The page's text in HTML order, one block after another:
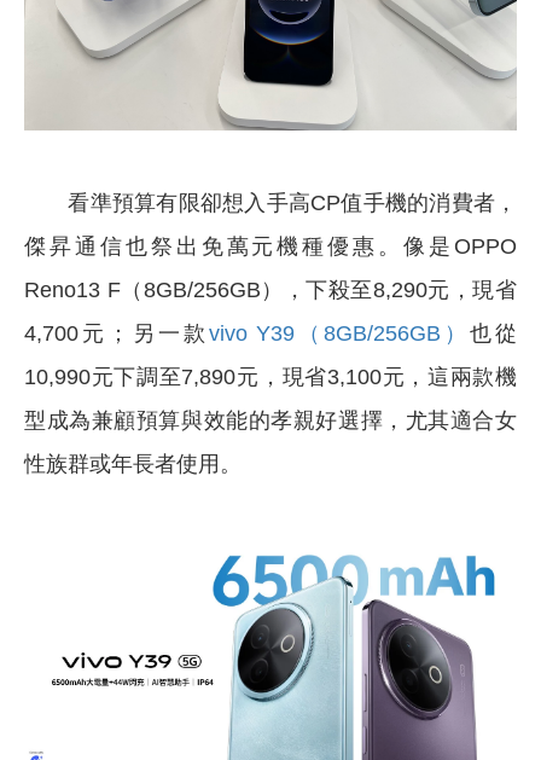
看準預算有限卻想入手高CP值手機的消費者，
傑昇通信也祭出免萬元機種優惠。像是OPPO
Reno13 F（8GB/256GB），下殺至8,290元，現省
4,700元；另一款 vivo Y39（8GB/256GB）也從
10,990元下調至7,890元，現省3,100元，這兩款機
型成為兼顧預算與效能的孝親好選擇，尤其適合女
性族群或年長者使用。